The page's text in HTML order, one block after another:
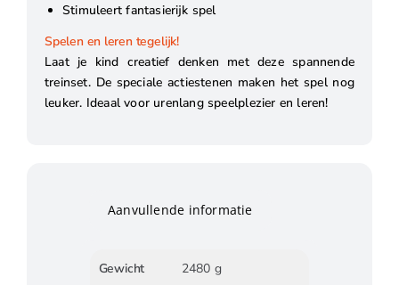
Stimuleert fantasierijk spel
Spelen en leren tegelijk!
Laat je kind creatief denken met deze spannende
treinset. De speciale actiestenen maken het spel nog
leuker. Ideaal voor urenlang speelplezier en leren!
Aanvullende informatie
Gewicht 2480 g